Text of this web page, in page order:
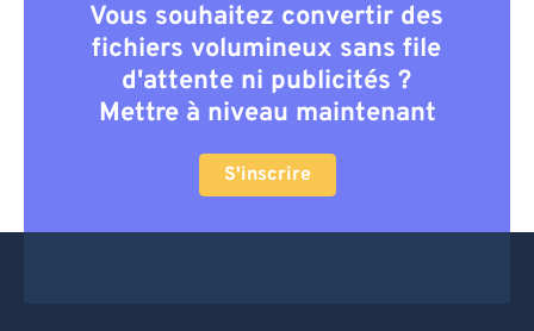
Vous souhaitez convertir des
fichiers volumineux sans file
d'attente ni publicités ?
Mettre à niveau maintenant
S'inscrire